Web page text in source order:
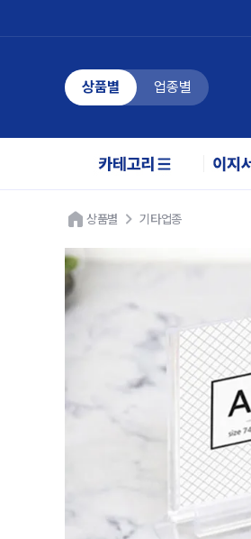
상품별 업종별
상품별 기타업종